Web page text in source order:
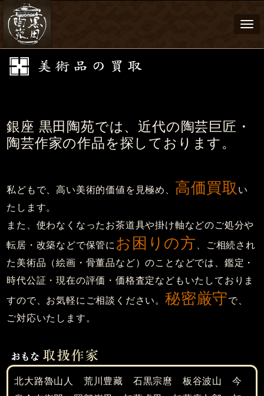
銀座 黒田陶苑では、近代の陶芸巨匠・
陶芸作家の作品を探しております。
私どもで、高い美術的価値を見極め、 高価買取 い
たします。
また、使わなくなったお茶道具や掛け軸などのご処分や
転居・改築などで保管に お困りの方
、ご相続され
た美術品（絵画・骨董品など）のことなどでは、鑑定・
時代公証・現在の評価・価格査定などもいたしておりま
すので、お気軽にご相談ください。秘密厳守で、
ご対応いたします。
北大路魯山人 荒川豊藏 石黒宗麿 板谷波山 今